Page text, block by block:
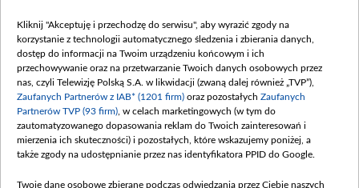
Procedura zgłoszeń wewnętrznych
Kliknij "Akceptuję i przechodzę do serwisu", aby wyrazić zgody na
korzystanie z technologii automatycznego śledzenia i zbierania danych,
dostęp do informacji na Twoim urządzeniu końcowym i ich
przechowywanie oraz na przetwarzanie Twoich danych osobowych przez
nas, czyli Telewizję Polską S.A. w likwidacji (zwaną dalej również „TVP”),
Zaufanych Partnerów z IAB* (1201 firm) oraz pozostałych Zaufanych
Partnerów TVP (93 firm) , w celach marketingowych (w tym do
zautomatyzowanego dopasowania reklam do Twoich zainteresowań i
mierzenia ich skuteczności) i pozostałych, które wskazujemy poniżej, a
także zgody na udostępnianie przez nas identyfikatora PPID do Google.
Twoje dane osobowe zbierane podczas odwiedzania przez Ciebie naszych